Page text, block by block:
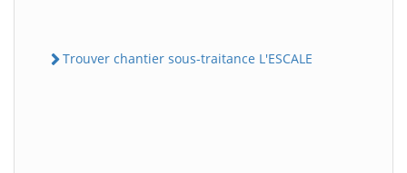
Trouver chantier sous-traitance L'ESCALE